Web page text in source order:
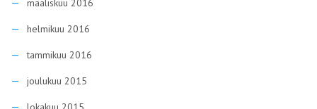
maaliskuu 2016
helmikuu 2016
tammikuu 2016
joulukuu 2015